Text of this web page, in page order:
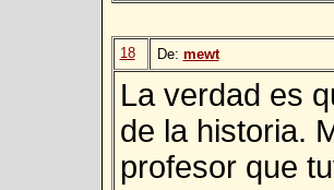
18 De: mewt
La verdad es
de la historia.
profesor que